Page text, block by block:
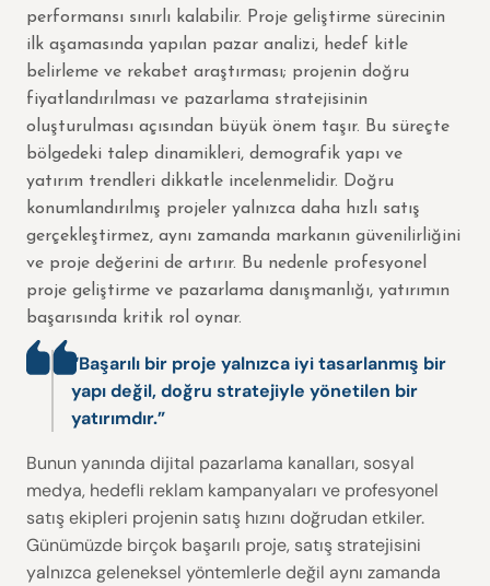
performansı sınırlı kalabilir. Proje geliştirme sürecinin
ilk aşamasında yapılan pazar analizi, hedef kitle
belirleme ve rekabet araştırması; projenin doğru
fiyatlandırılması ve pazarlama stratejisinin
oluşturulması açısından büyük önem taşır. Bu süreçte
bölgedeki talep dinamikleri, demografik yapı ve
yatırım trendleri dikkatle incelenmelidir. Doğru
konumlandırılmış projeler yalnızca daha hızlı satış
gerçekleştirmez, aynı zamanda markanın güvenilirliğini
ve proje değerini de artırır. Bu nedenle profesyonel
proje geliştirme ve pazarlama danışmanlığı, yatırımın
başarısında kritik rol oynar.
“Başarılı bir proje yalnızca iyi tasarlanmış bir
yapı değil, doğru stratejiyle yönetilen bir
yatırımdır.”
Bunun yanında dijital pazarlama kanalları, sosyal
medya, hedefli reklam kampanyaları ve profesyonel
satış ekipleri projenin satış hızını doğrudan etkiler.
Günümüzde birçok başarılı proje, satış stratejisini
yalnızca geleneksel yöntemlerle değil aynı zamanda